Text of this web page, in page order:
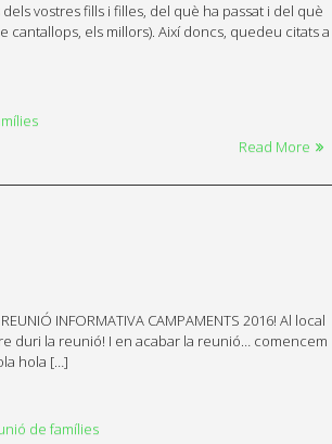
vostres fills i filles, del què ha passat i del què
els millors). Així doncs, quedeu citats a
Read More
INFORMATIVA CAMPAMENTS 2016! Al local
duri la reunió! I en acabar la reunió… comencem
hola […]
de famílies